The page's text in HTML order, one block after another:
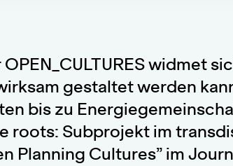
widmet
gestaltet werden
bis zu
roots: Subprojekt im
Planning Cultures” im